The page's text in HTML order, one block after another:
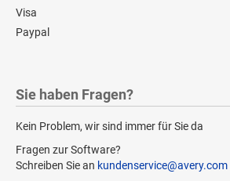
Visa
Paypal
Sie haben Fragen?
Kein Problem, wir sind immer für Sie da
Fragen zur Software?
Schreiben Sie an kundenservice@avery.com